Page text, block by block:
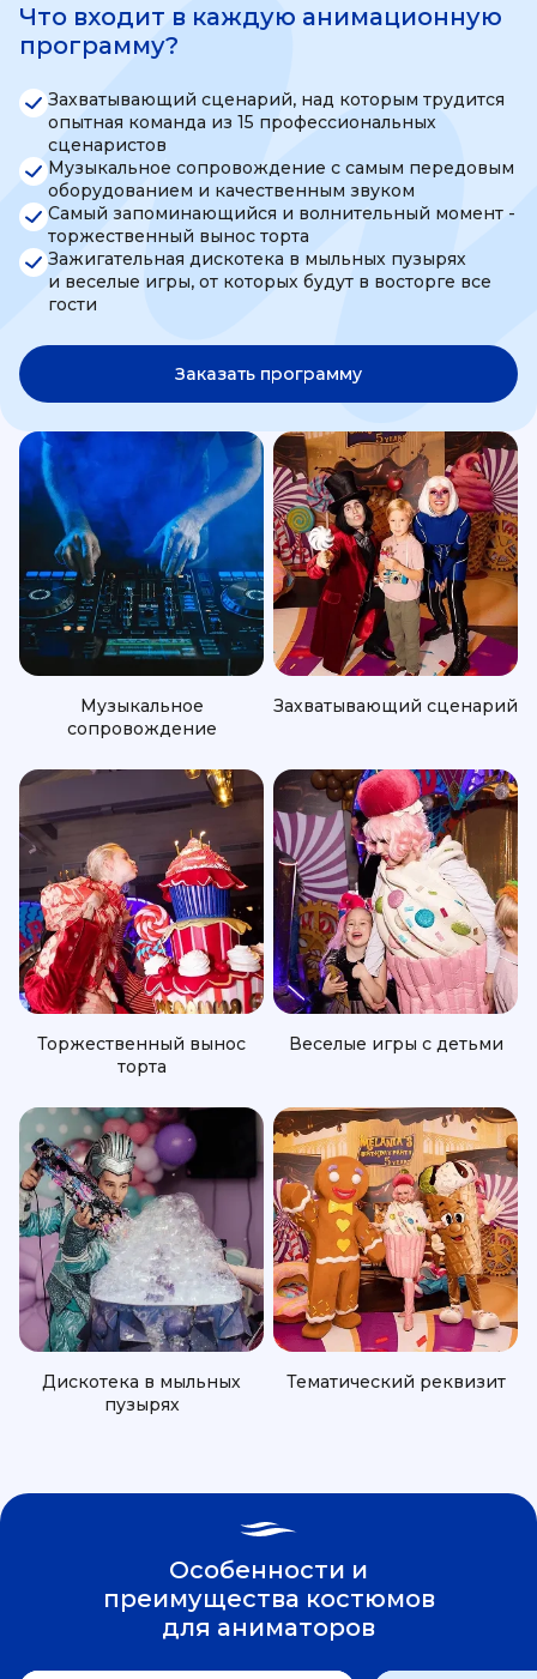
Что входит в каждую анимационную
программу?
Захватывающий сценарий, над которым трудится
опытная команда из 15 профессиональных
сценаристов
Музыкальное сопровождение с самым передовым
оборудованием и качественным звуком
Самый запоминающийся и волнительный момент -
торжественный вынос торта
Зажигательная дискотека в мыльных пузырях
и веселые игры, от которых будут в восторге все
гости
Заказать программу
Музыкальное
сопровождение
Захватывающий сценарий
Торжественный вынос
торта
Веселые игры с детьми
Дискотека в мыльных
пузырях
Тематический реквизит
Особенности и
преимущества костюмов
для аниматоров